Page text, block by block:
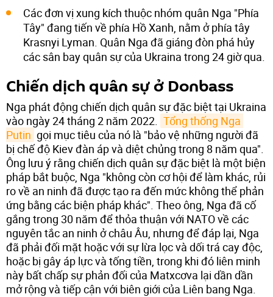
Các đơn vị xung kích thuộc nhóm quân Nga "Phía
Tây" đang tiến về phía Hồ Xanh, nằm ở phía tây
Krasnyi Lyman. Quân Nga đã giáng đòn phá hủy
các sân bay quân sự của Ukraina trong 24 giờ qua.
Chiến dịch quân sự ở Donbass
Nga phát động chiến dịch quân sự đặc biệt tại Ukraina
vào ngày 24 tháng 2 năm 2022.
Tổng thống Nga
Putin gọi mục tiêu của nó là "bảo vệ những người đã
bị chế độ Kiev đàn áp và diệt chủng trong 8 năm qua".
Ông lưu ý rằng chiến dịch quân sự đặc biệt là một biện
pháp bắt buộc, Nga "không còn cơ hội để làm khác, rủi
ro về an ninh đã được tạo ra đến mức không thể phản
ứng bằng các biện pháp khác". Theo ông, Nga đã cố
gắng trong 30 năm để thỏa thuận với NATO về các
nguyên tắc an ninh ở châu Âu, nhưng để đáp lại, Nga
đã phải đối mặt hoặc với sự lừa lọc và dối trá cay độc,
hoặc bị gây áp lực và tống tiền, trong khi đó liên minh
này bất chấp sự phản đối của Matxcơva lại dần dần
mở rộng và tiếp cận với biên giới của Liên bang Nga.